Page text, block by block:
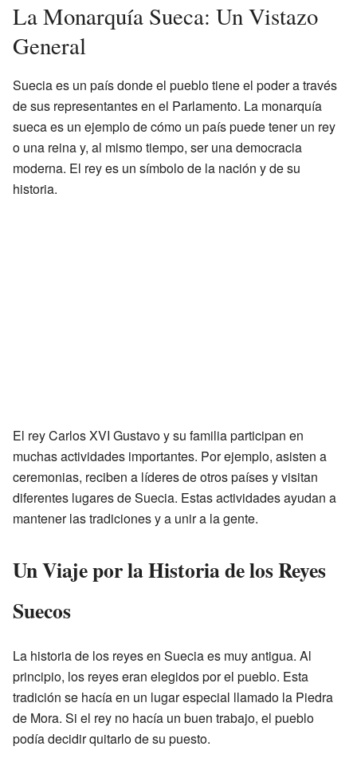
La Monarquía Sueca: Un Vistazo
General
Suecia es un país donde el pueblo tiene el poder a través
de sus representantes en el Parlamento. La monarquía
sueca es un ejemplo de cómo un país puede tener un rey
o una reina y, al mismo tiempo, ser una democracia
moderna. El rey es un símbolo de la nación y de su
historia.
El rey Carlos XVI Gustavo y su familia participan en
muchas actividades importantes. Por ejemplo, asisten a
ceremonias, reciben a líderes de otros países y visitan
diferentes lugares de Suecia. Estas actividades ayudan a
mantener las tradiciones y a unir a la gente.
Un Viaje por la Historia de los Reyes
Suecos
La historia de los reyes en Suecia es muy antigua. Al
principio, los reyes eran elegidos por el pueblo. Esta
tradición se hacía en un lugar especial llamado la Piedra
de Mora. Si el rey no hacía un buen trabajo, el pueblo
podía decidir quitarlo de su puesto.